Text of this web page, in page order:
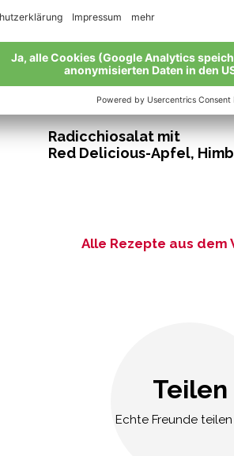
15 Min. leicht
Radicchiosalat mit
Red Delicious-Apfel,
Alle Rezepte aus dem
Teilen
Echte Freunde teilen